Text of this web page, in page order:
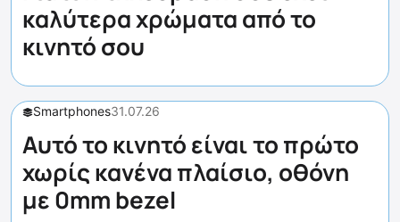
καλύτερα χρώματα από το
κινητό σου
Smartphones31.07.26
Αυτό το κινητό είναι το πρώτο
χωρίς κανένα πλαίσιο, οθόνη
με 0mm bezel